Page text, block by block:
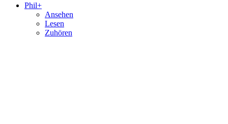
Phil+
Ansehen
Lesen
Zuhören